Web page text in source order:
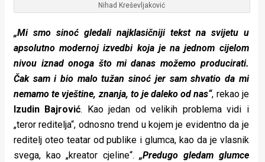
Nihad Kreševljaković
„Mi smo sinoć gledali najklasičniji tekst na svijetu u
apsolutno modernoj izvedbi koja je na jednom cijelom
nivou iznad onoga što mi danas možemo producirati.
Čak sam i bio malo tužan sinoć jer sam shvatio da mi
nemamo te vještine, znanja, to je daleko od nas“, rekao je
Izudin Bajrović. Kao jedan od velikih problema vidi i
„teror reditelja“, odnosno trend u kojem je evidentno da je
reditelj oteo teatar od publike i glumca, kao da je vlasnik
svega, kao „kreator cjeline“.„Predugo gledam glumce